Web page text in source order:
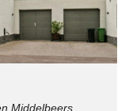
Middelbeers,